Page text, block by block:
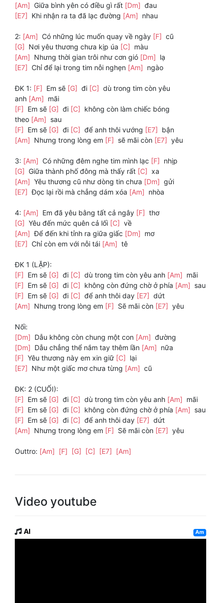
[Am] Giữa bình yên có điều gì rất [Dm] đau
[E7] Khi nhận ra ta đã lạc đường [Am] nhau
2: [Am] Có những lúc muốn quay về ngày [F] cũ
[G] Nơi yêu thương chưa kịp úa [C] màu
[Am] Nhưng thời gian trôi như cơn gió [Dm] lạ
[E7] Chỉ để lại trong tim nỗi nghẹn [Am] ngào
ĐK 1: [F] Em sẽ [G] đi [C] dù trong tim còn yêu
anh [Am] mãi
[F] Em sẽ [G] đi [C] không còn làm chiếc bóng
theo [Am] sau
[F] Em sẽ [G] đi [C] để anh thôi vướng [E7] bận
[Am] Nhưng trong lòng em [F] sẽ mãi còn [E7] yêu
3: [Am] Có những đêm nghe tim mình lạc [F] nhịp
[G] Giữa thành phố đông mà thấy rất [C] xa
[Am] Yêu thương cũ như dòng tin chưa [Dm] gửi
[E7] Đọc lại rồi mà chẳng dám xóa [Am] nhòa
4: [Am] Em đã yêu bằng tất cả ngây [F] thơ
[G] Yêu đến mức quên cả lối [C] về
[Am] Để đến khi tỉnh ra giữa giấc [Dm] mơ
[E7] Chỉ còn em với nỗi tái [Am] tê
ĐK 1 (LẶP):
[F] Em sẽ [G] đi [C] dù trong tim còn yêu anh [Am] mãi
[F] Em sẽ [G] đi [C] không còn đứng chờ ở phía [Am] sau
[F] Em sẽ [G] đi [C] để anh thôi day [E7] dứt
[Am] Nhưng trong lòng em [F] Sẽ mãi còn [E7] yêu
Nối:
[Dm] Dẫu không còn chung một con [Am] đường
[Dm] Dẫu chẳng thể nắm tay thêm lần [Am] nữa
[F] Yêu thương này em xin giữ [C] lại
[E7] Như một giấc mơ chưa từng [Am] cũ
ĐK: 2 (CUỐI):
[F] Em sẽ [G] đi [C] dù trong tim còn yêu anh [Am] mãi
[F] Em sẽ [G] đi [C] không còn đứng chờ ở phía [Am] sau
[F] Em sẽ [G] đi [C] để anh thôi day [E7] dứt
[Am] Nhưng trong lòng em [F] Sẽ mãi còn [E7] yêu
Outtro: [Am] [F] [G] [C] [E7] [Am]
Video youtube
AI Am